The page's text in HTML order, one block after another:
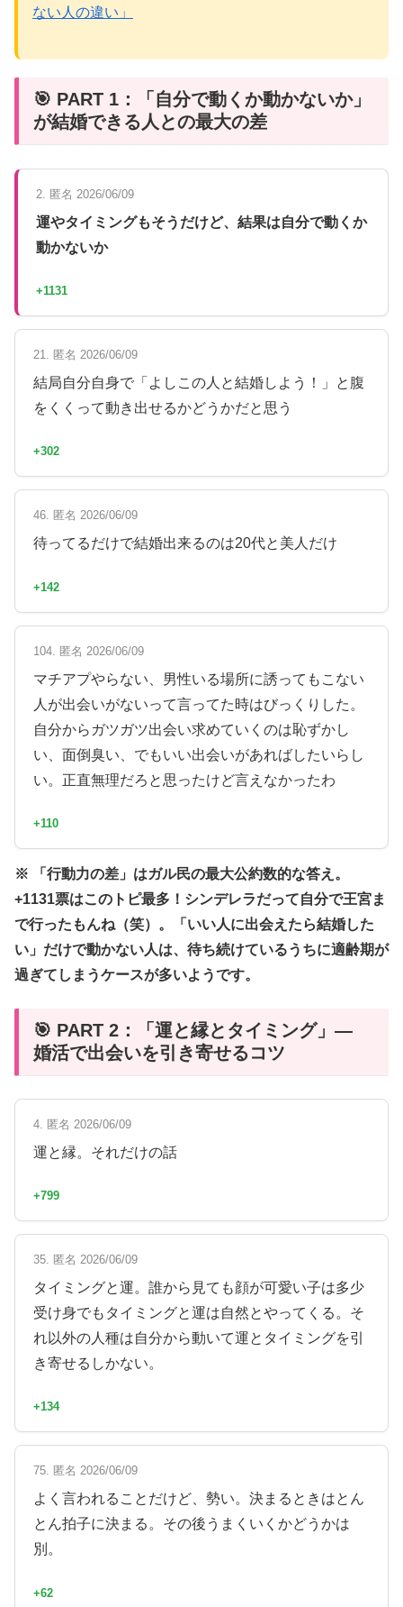
ない人の違い」
🎯 PART 1：「自分で動くか動かないか」
が結婚できる人との最大の差
2. 匿名 2026/06/09
運やタイミングもそうだけど、結果は自分で動くか
動かないか
+1131
21. 匿名 2026/06/09
結局自分自身で「よしこの人と結婚しよう！」と腹
をくくって動き出せるかどうかだと思う
+302
46. 匿名 2026/06/09
待ってるだけで結婚出来るのは20代と美人だけ
+142
104. 匿名 2026/06/09
マチアプやらない、男性いる場所に誘ってもこない
人が出会いがないって言ってた時はびっくりした。
自分からガツガツ出会い求めていくのは恥ずかし
い、面倒臭い、でもいい出会いがあればしたいらし
い。正直無理だろと思ったけど言えなかったわ
+110
※ 「行動力の差」はガル民の最大公約数的な答え。
+1131票はこのトピ最多！シンデレラだって自分で王宮ま
で行ったもんね（笑）。「いい人に出会えたら結婚した
い」だけで動かない人は、待ち続けているうちに適齢期が
過ぎてしまうケースが多いようです。
🎯 PART 2：「運と縁とタイミング」—
婚活で出会いを引き寄せるコツ
4. 匿名 2026/06/09
運と縁。それだけの話
+799
35. 匿名 2026/06/09
タイミングと運。誰から見ても顔が可愛い子は多少
受け身でもタイミングと運は自然とやってくる。そ
れ以外の人種は自分から動いて運とタイミングを引
き寄せるしかない。
+134
75. 匿名 2026/06/09
よく言われることだけど、勢い。決まるときはとん
とん拍子に決まる。その後うまくいくかどうかは
別。
+62